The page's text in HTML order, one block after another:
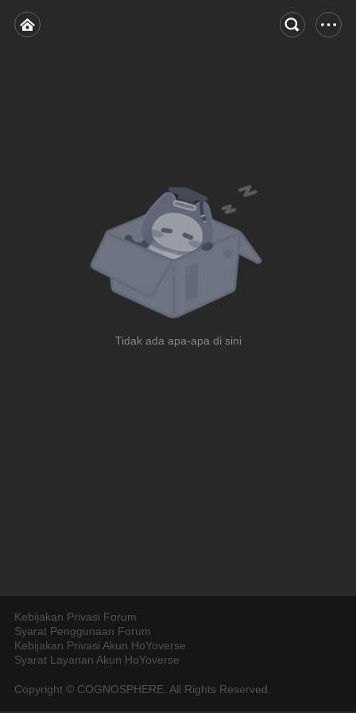
Tidak ada apa-apa di sini
Kebijakan Privasi Forum
Syarat Penggunaan Forum
Kebijakan Privasi Akun HoYoverse
Syarat Layanan Akun HoYoverse
Copyright © COGNOSPHERE. All Rights Reserved.